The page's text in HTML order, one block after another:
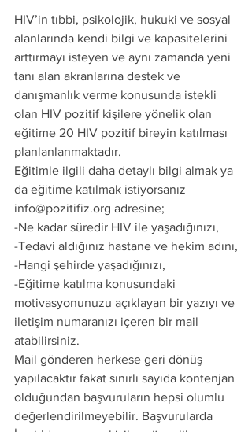
HIV’in tıbbi, psikolojik, hukuki ve sosyal
alanlarında kendi bilgi ve kapasitelerini
arttırmayı isteyen ve aynı zamanda yeni
tanı alan akranlarına destek ve
danışmanlık verme konusunda istekli
olan HIV pozitif kişilere yönelik olan
eğitime 20 HIV pozitif bireyin katılması
planlanlanmaktadır.
Eğitimle ilgili daha detaylı bilgi almak ya
da eğitime katılmak istiyorsanız
info@pozitifiz.org adresine;
-Ne kadar süredir HIV ile yaşadığınızı,
-Tedavi aldığınız hastane ve hekim adını,
-Hangi şehirde yaşadığınızı,
-Eğitime katılma konusundaki
motivasyonunuzu açıklayan bir yazıyı ve
iletişim numaranızı içeren bir mail
atabilirsiniz.
Mail gönderen herkese geri dönüş
yapılacaktır fakat sınırlı sayıda kontenjan
olduğundan başvuruların hepsi olumlu
değerlendirilmeyebilir. Başvurularda